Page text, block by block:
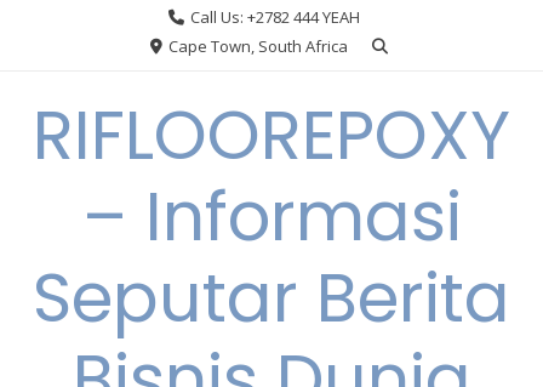
Call Us: +2782 444 YEAH
Cape Town, South Africa
RIFLOOREPOXY
– Informasi
Seputar Berita